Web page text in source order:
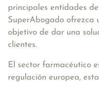
principales entidades
SuperAbogado ofrezca
objetivo de dar una
clientes.
El sector farmacéutico
regulación europea,